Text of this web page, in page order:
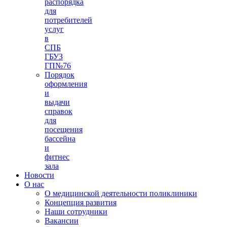
распорядка
для
потребителей
услуг
в
СПБ
ГБУЗ
ГП№76
Порядок
оформления
и
выдачи
справок
для
посещения
бассейна
и
фитнес
зала
Новости
О нас
О медицинской деятельности поликлиники
Концепция развития
Наши сотрудники
Вакансии